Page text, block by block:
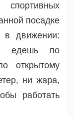
посадке
в движении:
едешь по
открытому
ни жара,
работать